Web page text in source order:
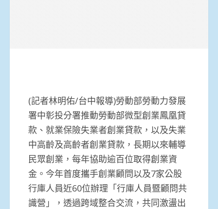
(記者林明佑/台中報導)勞動部勞動力發展
署中彰投分署推動勞動部微型創業鳳凰貸
款、就業保險失業者創業貸款，以及失業
中高齡及高齡者創業貸款，長期以來輔導
民眾創業，每年協助逾百位取得創業資
金。今年首度攜手創業顧問以及7家公股
行庫人員近60位辦理「行庫人員暨顧問共
識營」，透過跨域整合交流，共同激盪出